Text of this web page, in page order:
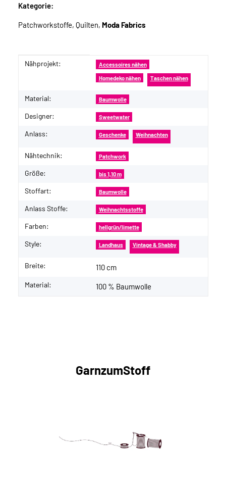
Kategorie:
Patchworkstoffe, Quilten, Moda Fabrics
Produkteigenschaft
Wert
Nähprojekt: Accessoires nähen
Homedeko nähen Taschen nähen
Material: Baumwolle
Designer: Sweetwater
Anlass: Geschenke Weihnachten
Nähtechnik: Patchwork
Größe: bis 1,10 m
Stoffart: Baumwolle
Anlass Stoffe: Weihnachtsstoffe
Farben: hellgrün/limette
Style: Landhaus Vintage & Shabby
Breite: 110 cm
Material: 100 % Baumwolle
GarnzumStoff